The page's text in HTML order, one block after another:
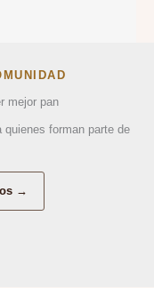
mejor pan
forman parte de
→